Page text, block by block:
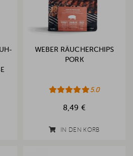
WEBER RÄUCHERCHIPS
PORK
5.0
8,49 €
IN DEN KORB